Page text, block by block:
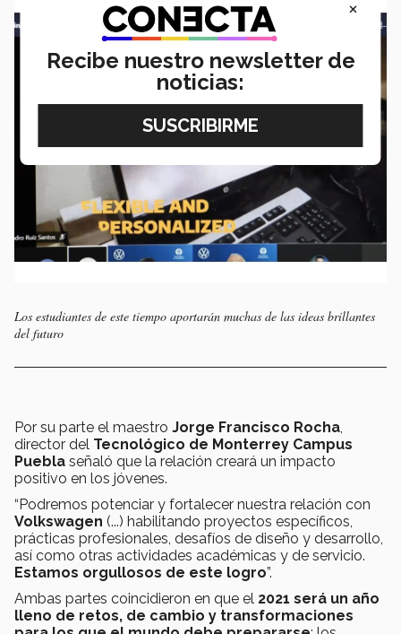
Los estudiantes de este tiempo aportarán muchas de las ideas brillantes
del futuro
Por su parte el maestro Jorge Francisco Rocha,
director del Tecnológico de Monterrey Campus
Puebla señaló que la relación creará un impacto
positivo en los jóvenes.
“Podremos potenciar y fortalecer nuestra relación con
Volkswagen (...) habilitando proyectos específicos,
prácticas profesionales, desafíos de diseño y desarrollo,
así como otras actividades académicas y de servicio.
Estamos orgullosos de este logro”.
Ambas partes coincidieron en que el 2021 será un año
lleno de retos, de cambio y transformaciones
×
Recibe nuestro newsletter de
noticias: